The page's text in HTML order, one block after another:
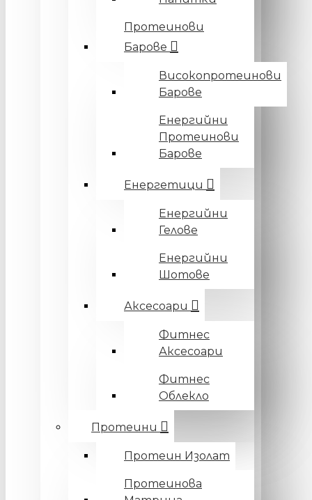
Протеинови
Барове
Високопротеинови
Барове
Енергийни
Протеинови
Барове
Енергетици
Енергийни
Гелове
Енергийни
Шотове
Аксесоари
Фитнес
Аксесоари
Фитнес
Облекло
Протеини
Протеин Изолат
Протеинова